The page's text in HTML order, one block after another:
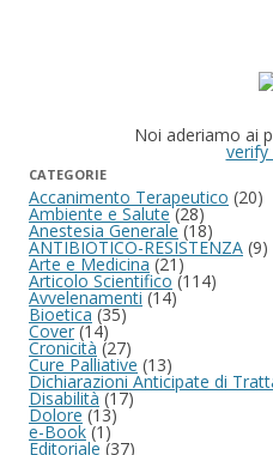
Noi aderiamo ai
verify
CATEGORIE
Accanimento Terapeutico (20)
Ambiente e Salute(28)
Anestesia Generale(18)
ANTIBIOTICO-RESISTENZA (9)
Arte e Medicina(21)
Articolo Scientifico (114)
Avvelenamenti(14)
Bioetica(35)
Cover(14)
Cronicità (27)
Cure Palliative (13)
Dichiarazioni Anticipate di
Disabilità(17)
Dolore(13)
e-Book(1)
Editoriale (37)